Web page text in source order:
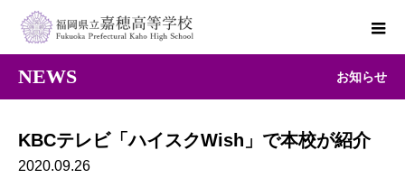
NEWS お知らせ
KBCテレビ「ハイスクWish」で本校が紹介
2020.09.26